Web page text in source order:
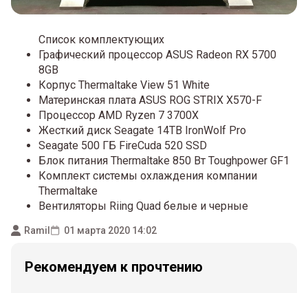
Список комплектующих
Графический процессор ASUS Radeon RX 5700
8GB
Корпус Thermaltake View 51 White
Материнская плата ASUS ROG STRIX X570-F
Процессор AMD Ryzen 7 3700X
Жесткий диск Seagate 14TB IronWolf Pro
Seagate 500 ГБ FireCuda 520 SSD
Блок питания Thermaltake 850 Вт Toughpower GF1
Комплект системы охлаждения компании
Thermaltake
Вентиляторы Riing Quad белые и черные
Ramil 01 марта 2020 14:02
Рекомендуем к прочтению